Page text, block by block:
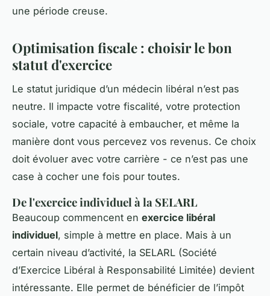
une période creuse.
Optimisation fiscale : choisir le bon
statut d'exercice
Le statut juridique d’un médecin libéral n’est pas
neutre. Il impacte votre fiscalité, votre protection
sociale, votre capacité à embaucher, et même la
manière dont vous percevez vos revenus. Ce choix
doit évoluer avec votre carrière - ce n’est pas une
case à cocher une fois pour toutes.
De l'exercice individuel à la SELARL
Beaucoup commencent en exercice libéral
individuel, simple à mettre en place. Mais à un
certain niveau d’activité, la SELARL (Société
d’Exercice Libéral à Responsabilité Limitée) devient
intéressante. Elle permet de bénéficier de l’impôt